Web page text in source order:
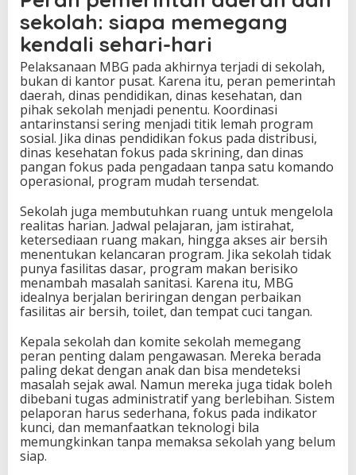
sekolah: siapa memegang
kendali sehari-hari
Pelaksanaan MBG pada akhirnya terjadi di sekolah,
bukan di kantor pusat. Karena itu, peran pemerintah
daerah, dinas pendidikan, dinas kesehatan, dan
pihak sekolah menjadi penentu. Koordinasi
antarinstansi sering menjadi titik lemah program
sosial. Jika dinas pendidikan fokus pada distribusi,
dinas kesehatan fokus pada skrining, dan dinas
pangan fokus pada pengadaan tanpa satu komando
operasional, program mudah tersendat.
Sekolah juga membutuhkan ruang untuk mengelola
realitas harian. Jadwal pelajaran, jam istirahat,
ketersediaan ruang makan, hingga akses air bersih
menentukan kelancaran program. Jika sekolah tidak
punya fasilitas dasar, program makan berisiko
menambah masalah sanitasi. Karena itu, MBG
idealnya berjalan beriringan dengan perbaikan
fasilitas air bersih, toilet, dan tempat cuci tangan.
Kepala sekolah dan komite sekolah memegang
peran penting dalam pengawasan. Mereka berada
paling dekat dengan anak dan bisa mendeteksi
masalah sejak awal. Namun mereka juga tidak boleh
dibebani tugas administratif yang berlebihan. Sistem
pelaporan harus sederhana, fokus pada indikator
kunci, dan memanfaatkan teknologi bila
memungkinkan tanpa memaksa sekolah yang belum
siap.